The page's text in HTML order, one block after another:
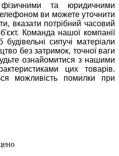
та юридичними
ви можете уточнити
вказати потрібний часовий
Команда нашої компанії
сипучі матеріали
без затримок, точної ваги
ознайомитися з нашими
цих товарів.
можливість помилки при